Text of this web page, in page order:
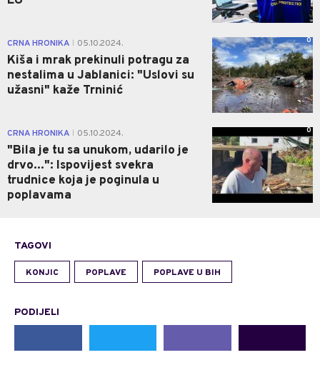
CRNA HRONIKA 05.10.2024.
Kiša i mrak prekinuli potragu za
nestalima u Jablanici: "Uslovi su
užasni" kaže Trninić
0
CRNA HRONIKA 05.10.2024.
"Bila je tu sa unukom, udarilo je
drvo...": Ispovijest svekra
trudnice koja je poginula u
poplavama
0
TAGOVI
KONJIC POPLAVE POPLAVE U BIH
PODIJELI